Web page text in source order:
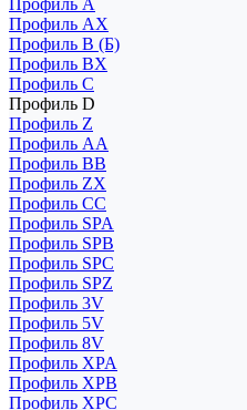
Профиль A
Профиль AX
Профиль B (Б)
Профиль BX
Профиль C
Профиль D
Профиль Z
Профиль АА
Профиль BB
Профиль ZX
Профиль CC
Профиль SPA
Профиль SPB
Профиль SPC
Профиль SPZ
Профиль 3V
Профиль 5V
Профиль 8V
Профиль XPA
Профиль XPB
Профиль XPC